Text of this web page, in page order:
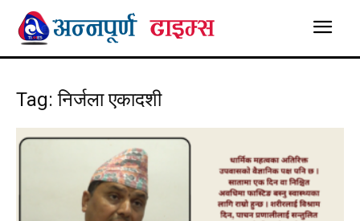
Tag: निर्जला एकादशी